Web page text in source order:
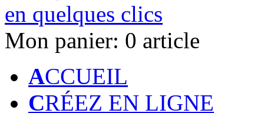
Mon panier: 0 article
ACCUEIL
CRÉEZ EN LIGNE